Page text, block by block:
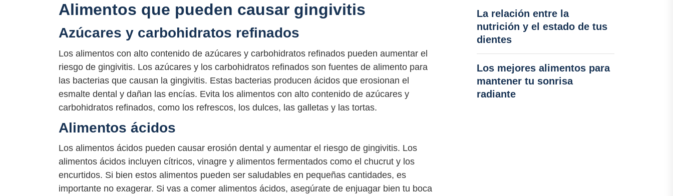
Alimentos que pueden causar gingivitis
Azúcares y carbohidratos refinados
Los alimentos con alto contenido de azúcares y carbohidratos refinados pueden aumentar el
riesgo de gingivitis. Los azúcares y los carbohidratos refinados son fuentes de alimento para
las bacterias que causan la gingivitis. Estas bacterias producen ácidos que erosionan el
esmalte dental y dañan las encías. Evita los alimentos con alto contenido de azúcares y
carbohidratos refinados, como los refrescos, los dulces, las galletas y las tortas.
Alimentos ácidos
Los alimentos ácidos pueden causar erosión dental y aumentar el riesgo de gingivitis. Los
alimentos ácidos incluyen cítricos, vinagre y alimentos fermentados como el chucrut y los
encurtidos. Si bien estos alimentos pueden ser saludables en pequeñas cantidades, es
importante no exagerar. Si vas a comer alimentos ácidos, asegúrate de enjuagar bien tu boca
La relación entre la
nutrición y el estado de tus
dientes
Los mejores alimentos para
mantener tu sonrisa
radiante